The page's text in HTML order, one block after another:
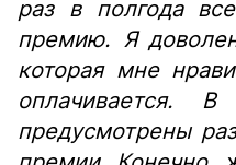
раз в полгода
премию. Я
которая мне
оплачивается.
предусмотрены